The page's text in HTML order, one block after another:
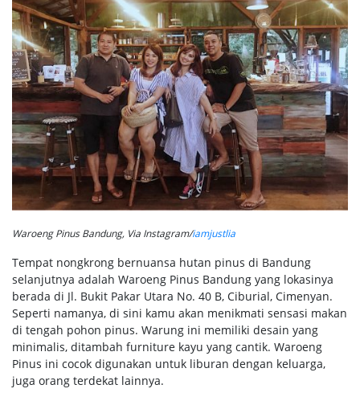
Waroeng Pinus Bandung, Via Instagram/iamjustlia
Tempat nongkrong bernuansa hutan pinus di Bandung
selanjutnya adalah Waroeng Pinus Bandung yang lokasinya
berada di Jl. Bukit Pakar Utara No. 40 B, Ciburial, Cimenyan.
Seperti namanya, di sini kamu akan menikmati sensasi makan
di tengah pohon pinus. Warung ini memiliki desain yang
minimalis, ditambah furniture kayu yang cantik. Waroeng
Pinus ini cocok digunakan untuk liburan dengan keluarga,
juga orang terdekat lainnya.